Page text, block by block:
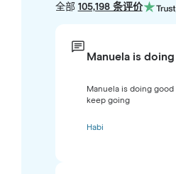
全部 105,198 条评价
Manuela is
Manuela is doing
keep going
Habi